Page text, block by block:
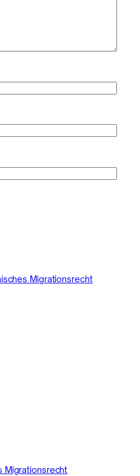
Migrationsrecht
Migrationsrecht